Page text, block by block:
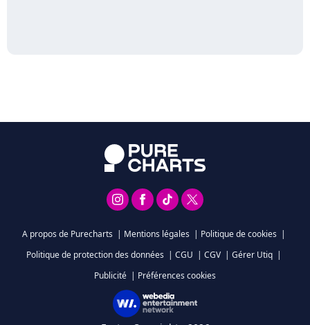
A propos de Purecharts | Mentions légales | Politique de cookies |
Politique de protection des données | CGU | CGV | Gérer Utiq |
Publicité | Préférences cookies